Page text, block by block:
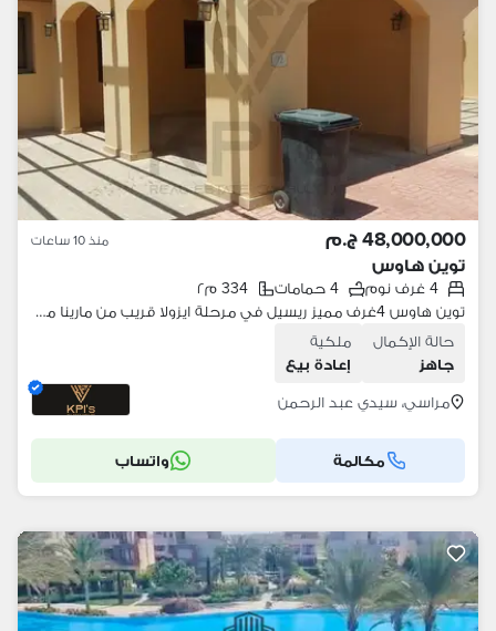
48,000,000 ج.م منذ 10 ساعات
توين هاوس
4 غرف نوم 4 حمامات
334 م٢
توين هاوس 4غرف مميز ريسيل في مرحلة ايزولا قريب من مارينا مراسي استلام فوري متشطب بالكامل في قلب سيدى عبدالرحمن
حالة الإكمال
جاهز
ملكية
إعادة بيع
مراسي، سيدي عبد الرحمن
مكالمة واتساب